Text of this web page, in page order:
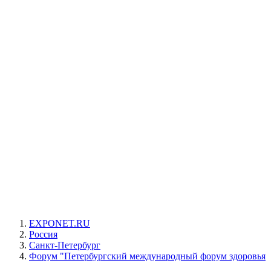
EXPONET.RU
Россия
Санкт-Петербург
Форум "Петербургский международный форум здоровья